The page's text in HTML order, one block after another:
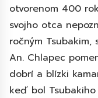
otvorenom 400
svojho otca
ročným
An. Chlapec
dobrí a blízki
keď bol